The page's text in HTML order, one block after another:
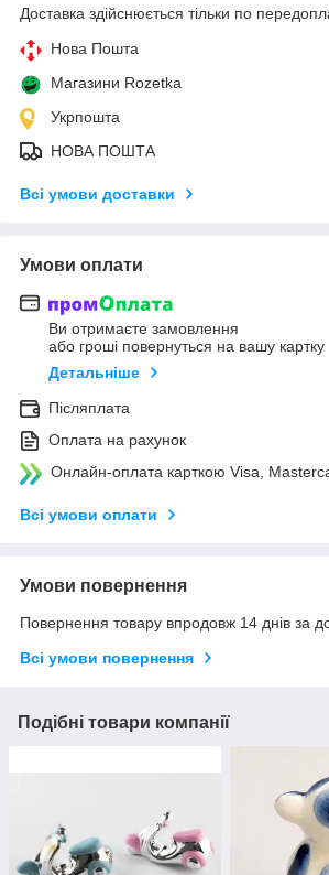
Доставка здійснюється тільки по
Нова Пошта
Магазини Rozetka
Укрпошта
НОВА ПОШТА
Всі умови доставки
Умови оплати
Ви отримаєте замовлення
або гроші повернуться на вашу картку
Детальніше
Післяплата
Оплата на рахунок
Онлайн-оплата карткою Visa,
Всі умови оплати
Умови повернення
Повернення товару впродовж 14 днів за
Всі умови повернення
Подібні товари компанії